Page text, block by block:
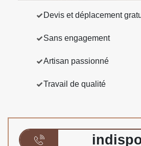
Devis et déplacement
Sans engagement
Artisan passionné
Travail de qualité